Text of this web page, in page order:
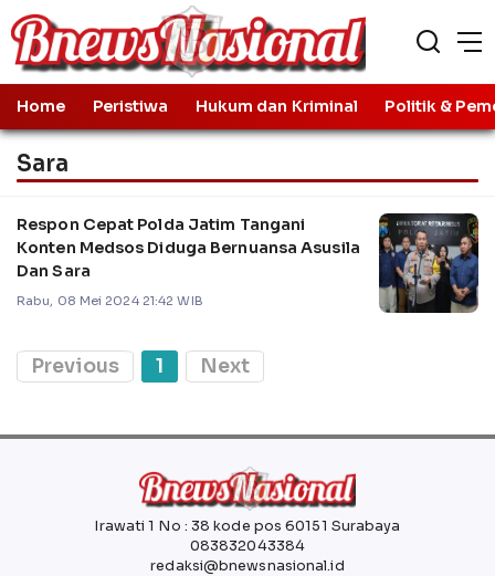
Home Peristiwa Hukum dan Kriminal Politik &
Sara
Respon Cepat Polda Jatim Tangani
Konten Medsos Diduga Bernuansa Asusila
Dan Sara
Rabu, 08 Mei 2024 21:42 WIB
Previous 1 Next
Irawati 1 No : 38 kode pos 60151 Surabaya
083832043384
redaksi@bnewsnasional.id